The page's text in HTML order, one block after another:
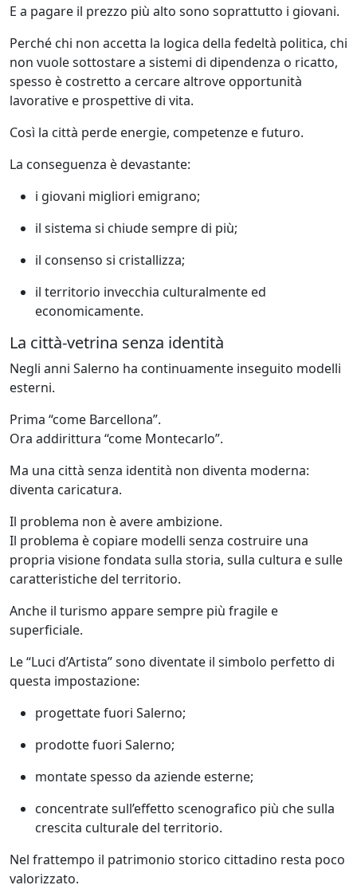
E a pagare il prezzo più alto sono soprattutto i giovani.
Perché chi non accetta la logica della fedeltà politica, chi
non vuole sottostare a sistemi di dipendenza o ricatto,
spesso è costretto a cercare altrove opportunità
lavorative e prospettive di vita.
Così la città perde energie, competenze e futuro.
La conseguenza è devastante:
i giovani migliori emigrano;
il sistema si chiude sempre di più;
il consenso si cristallizza;
il territorio invecchia culturalmente ed
economicamente.
La città-vetrina senza identità
Negli anni Salerno ha continuamente inseguito modelli
esterni.
Prima “come Barcellona”.
Ora addirittura “come Montecarlo”.
Ma una città senza identità non diventa moderna:
diventa caricatura.
Il problema non è avere ambizione.
Il problema è copiare modelli senza costruire una
propria visione fondata sulla storia, sulla cultura e sulle
caratteristiche del territorio.
Anche il turismo appare sempre più fragile e
superficiale.
Le “Luci d’Artista” sono diventate il simbolo perfetto di
questa impostazione:
progettate fuori Salerno;
prodotte fuori Salerno;
montate spesso da aziende esterne;
concentrate sull’effetto scenografico più che sulla
crescita culturale del territorio.
Nel frattempo il patrimonio storico cittadino resta poco
valorizzato.